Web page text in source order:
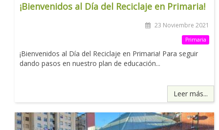
¡Bienvenidos al Día del Reciclaje en Primaria!
23 Noviembre 2021
Primaria
¡Bienvenidos al Día del Reciclaje en Primaria! Para seguir
dando pasos en nuestro plan de educación...
Leer más...